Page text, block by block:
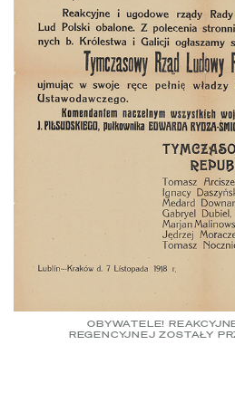
OBYWATELE!
REGENCYJNEJ ZOSTAŁY